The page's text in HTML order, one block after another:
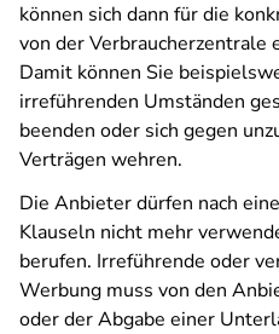
können sich dann für die
von der
Damit können Sie
irreführenden Umständen
beenden oder sich gegen
Verträgen wehren.
Die Anbieter dürfen nach
Klauseln nicht mehr
berufen. Irreführende oder
Werbung muss von den
oder der Abgabe einer